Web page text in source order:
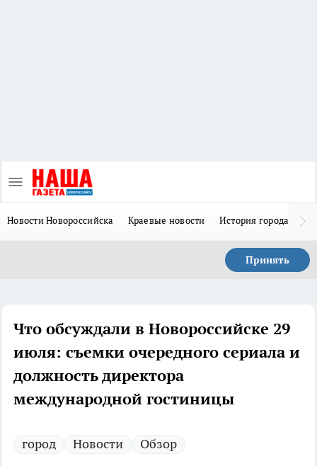
Новости Новороссийска Краевые новости История города Н
Принять
Что обсуждали в Новороссийске 29
июля: съемки очередного сериала и
должность директора
международной гостиницы
город Новости Обзор